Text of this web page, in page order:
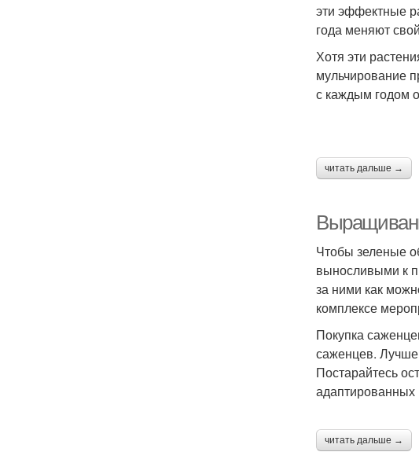
эти эффектные
года меняют
Хотя эти
мульчирование
с каждым годом
читать дальше →
Чтобы зеленые
выносливыми к
за ними как
комплексе
Покупка
саженцев. Лучше
Постарайтесь
адаптированных
читать дальше →